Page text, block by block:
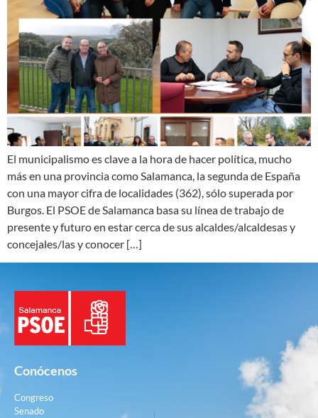
El municipalismo es clave a la hora de hacer política, mucho
más en una provincia como Salamanca, la segunda de España
con una mayor cifra de localidades (362), sólo superada por
Burgos. El PSOE de Salamanca basa su línea de trabajo de
presente y futuro en estar cerca de sus alcaldes/alcaldesas y
concejales/las y conocer […]
Conócenos
Congreso
Senado